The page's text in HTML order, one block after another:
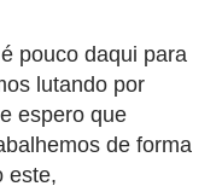
pouco daqui para
lutando por
espero que
de forma
este,